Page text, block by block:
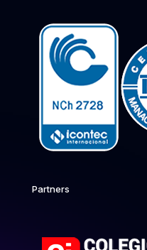
Partners